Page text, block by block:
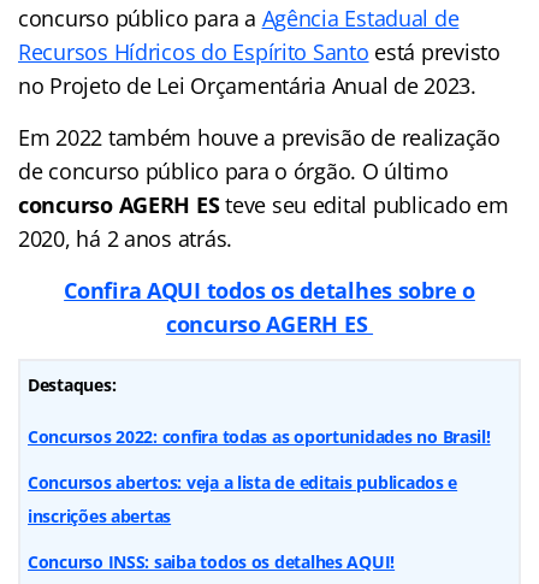
concurso público para a Agência Estadual de
Recursos Hídricos do Espírito Santo está previsto
no Projeto de Lei Orçamentária Anual de 2023.
Em 2022 também houve a previsão de realização
de concurso público para o órgão. O último
concurso AGERH ESteve seu edital publicado em
2020, há 2 anos atrás.
Confira AQUI todos os detalhes sobre o
concurso AGERH ES
Destaques:
Concursos 2022: confira todas as oportunidades no Brasil!
Concursos abertos: veja a lista de editais publicados e
inscrições abertas
Concurso INSS: saiba todos os detalhes AQUI!